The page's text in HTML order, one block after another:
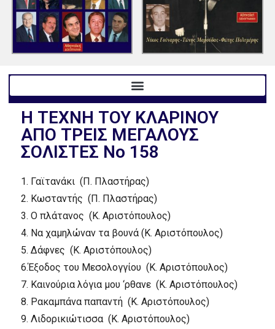
Η ΤΕΧΝΗ ΤΟΥ ΚΛΑΡΙΝΟΥ
ΑΠΟ ΤΡΕΙΣ ΜΕΓΑΛΟΥΣ
ΣΟΛΙΣΤΕΣ No 158
1. Γαϊτανάκι (Π. Πλαστήρας)
2. Κωσταντής (Π. Πλαστήρας)
3. Ο πλάτανος (Κ. Αριστόπουλος)
4. Να χαμηλώναν τα βουνά(Κ. Αριστόπουλος)
5. Δάφνες (Κ. Αριστόπουλος)
6.Έξοδος του Μεσολογγίου (Κ. Αριστόπουλος)
7. Καινούρια λόγια μου ‘ρθανε (Κ. Αριστόπουλος)
8. Ρακαμπάνα παπαντή (Κ. Αριστόπουλος)
9. Λιδορικιώτισσα (Κ. Αριστόπουλος)